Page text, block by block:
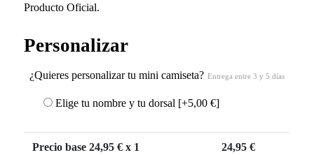
Producto Oficial.
Personalizar
¿Quieres personalizar tu mini camiseta? Entrega entre 3 y 5 días
Elige tu nombre y tu dorsal [+5,00 €]
Precio base 24,95 € x 1 24,95 €